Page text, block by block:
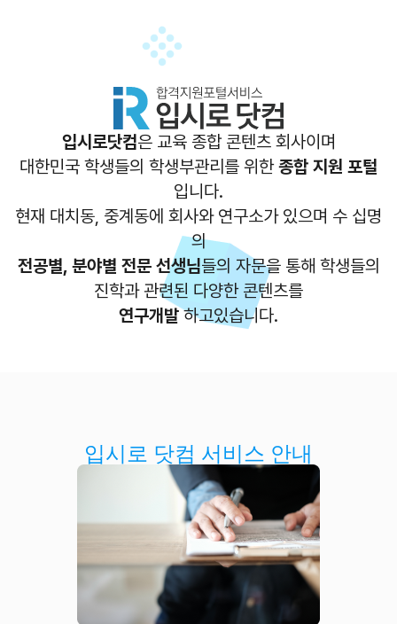
입시로닷컴은 교육 종합 콘텐츠 회사이며
대한민국 학생들의 학생부관리를 위한종합 지원 포털
입니다.
현재 대치동, 중계동에 회사와 연구소가 있으며 수 십명
의
전공별, 분야별 전문 선생님들의 자문을 통해 학생들의
진학과 관련된 다양한 콘텐츠를
연구개발하고있습니다.
입시로 닷컴 서비스 안내